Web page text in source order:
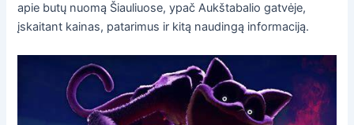
apie butų nuomą Šiauliuose, ypač Aukštabalio gatvėje,
įskaitant kainas, patarimus ir kitą naudingą informaciją.